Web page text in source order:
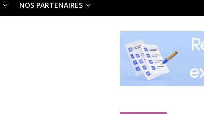
NOS PARTENAIRES